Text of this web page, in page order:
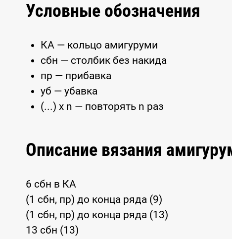
Условные обозначения
КА — кольцо амигуруми
сбн — столбик без накида
пр — прибавка
уб — убавка
(...) x n — повторять n раз
Описание вязания
6 сбн в КА
(1 сбн, пр) до конца ряда (9)
(1 сбн, пр) до конца ряда (13)
13 сбн (13)